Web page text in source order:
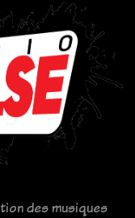
des musiques